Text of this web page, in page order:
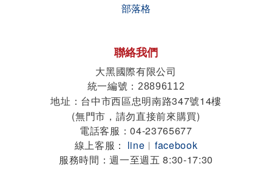
部落格
聯絡我們
大黑國際有限公司
統一編號 ：28896112
地址 ： 台中市西區忠明南路347號14樓
(無門市，請勿直接前來購買)
電話客服：04-23765677
線上客服： line ︱ facebook
服務時間：週一至週五 8:30-17:30